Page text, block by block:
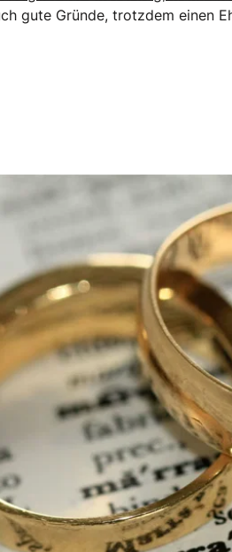
gute Gründe, trotzdem einen